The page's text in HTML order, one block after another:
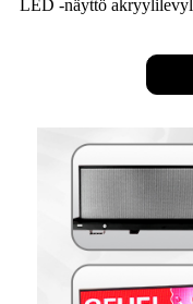
LED -näyttö